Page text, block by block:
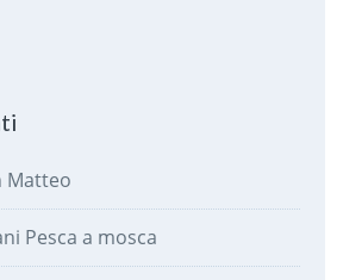
Matteo
Pesca a mosca